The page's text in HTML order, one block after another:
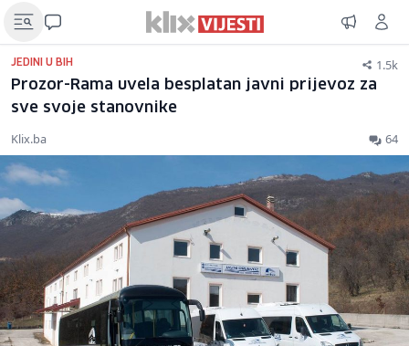
JEDINI U BIH 1.5k
Prozor-Rama uvela besplatan javni prijevoz za
sve svoje stanovnike
Klix.ba 64